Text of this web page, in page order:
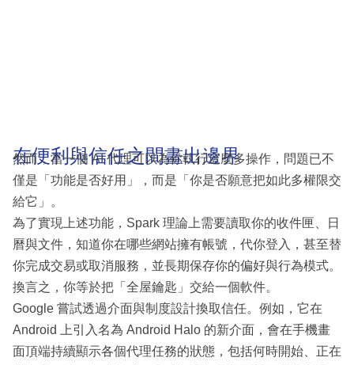
在便利與信任之間畫出邊界
然而，當一個 AI 代理可以為你執行這麼多操作，問題已不
僅是「功能是否好用」，而是「你是否願意把如此多權限交
給它」。
為了實現上述功能，Spark 理論上需要讀取你的收件匣、日
曆與文件，知道你在哪些網站擁有帳號，代你登入，甚至替
你完成交易或取消服務，並長期保存你的偏好與行為模式。
換言之，你等於把「全屋鑰匙」交給一個軟件。
Google 嘗試透過介面與制度設計換取信任。例如，它在
Android 上引入名為 Android Halo 的新介面，會在手機畫
面頂端持續顯示各個代理任務的狀態，包括何時開始、正在